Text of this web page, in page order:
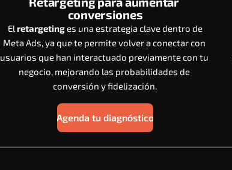
conversiones
El retargeting es una estrategia clave dentro de
Meta Ads, ya que te permite volver a conectar con
usuarios que han interactuado previamente con tu
negocio, mejorando las probabilidades de
conversión y fidelización.
Agenda tu diagnóstico